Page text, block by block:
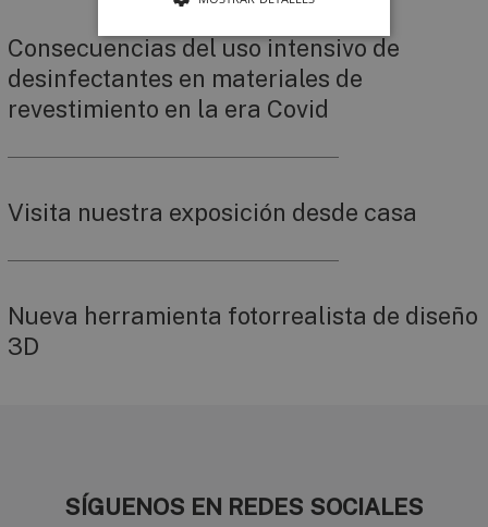
Consecuencias del uso intensivo de
desinfectantes en materiales de
revestimiento en la era Covid
Visita nuestra exposición desde casa
Nueva herramienta fotorrealista de diseño
3D
SÍGUENOS EN REDES SOCIALES